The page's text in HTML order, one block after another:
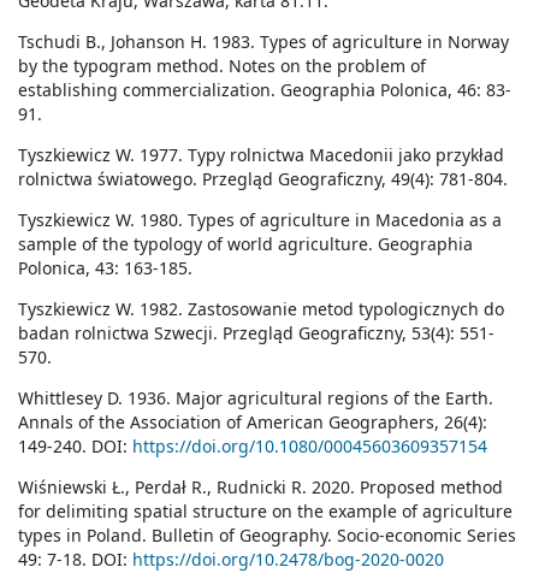
Tschudi B., Johanson H. 1983. Types of agriculture in Norway
by the typogram method. Notes on the problem of
establishing commercialization. Geographia Polonica, 46: 83-
91.
Tyszkiewicz W. 1977. Typy rolnictwa Macedonii jako przykład
rolnictwa światowego. Przegląd Geograficzny, 49(4): 781-804.
Tyszkiewicz W. 1980. Types of agriculture in Macedonia as a
sample of the typology of world agriculture. Geographia
Polonica, 43: 163-185.
Tyszkiewicz W. 1982. Zastosowanie metod typologicznych do
badan rolnictwa Szwecji. Przegląd Geograficzny, 53(4): 551-
570.
Whittlesey D. 1936. Major agricultural regions of the Earth.
Annals of the Association of American Geographers, 26(4):
149-240. DOI: https://doi.org/10.1080/00045603609357154
Wiśniewski Ł., Perdał R., Rudnicki R. 2020. Proposed method
for delimiting spatial structure on the example of agriculture
types in Poland. Bulletin of Geography. Socio-economic Series
49: 7-18. DOI: https://doi.org/10.2478/bog-2020-0020